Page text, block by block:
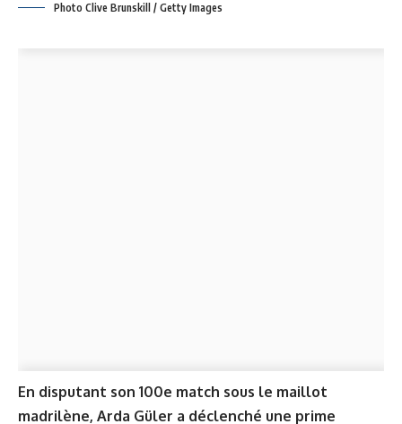
Photo Clive Brunskill / Getty Images
En disputant son 100e match sous le maillot
madrilène, Arda Güler a déclenché une prime